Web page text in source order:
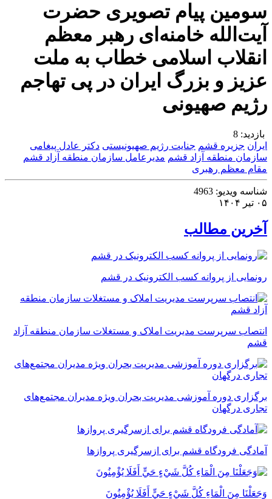
سومین پیام تصویری حضرت
آیت‌الله خامنه‌ای رهبر معظم
انقلاب اسلامی خطاب به ملت
عزیز و بزرگ ایران در پی تهاجم
رژیم صهیونی
بازدید: 8
ایران جزیره قشم جنایت رژیم صهیونیستی دکتر عادل پیغامی
سازمان منطقه آزاد قشم مدیرعامل سازمان منطقه آزاد قشم
مقام معظم رهبری
شناسه ویدیو:
۰۵ تیر ۱۴۰۴
آخرین مطالب
رونمایی از پروانه کسب الکترونیک در قشم
انتصاب سرپرست مدیریت املاک و مستغلات سازمان منطقه آزاد
قشم
برگزاری دوره آموزشی مدیریت بحران ویژه مدیران مجتمع‌های
تجاری درگهان
آمادگی فرودگاه قشم برای ازسرگیری پروازها
وَجَعَلْنَا مِنَ الْمَاءِ كُلَّ شَيْءٍ حَيٍّ أَفَلَا يُؤْمِنُونَ